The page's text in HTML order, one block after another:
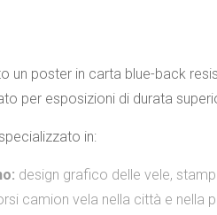
un poster in carta blue-back
per esposizioni di durata
in:
design grafico delle vele,
camion vela nella città e nella